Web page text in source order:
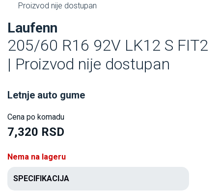
Proizvod nije dostupan
Laufenn
205/60 R16 92V LK12 S FIT2
| Proizvod nije dostupan
Letnje auto gume
Cena po komadu
7,320 RSD
Nema na lageru
SPECIFIKACIJA